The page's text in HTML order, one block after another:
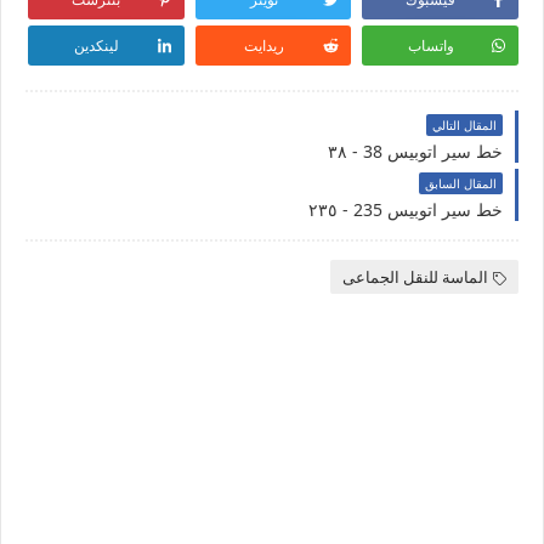
واتساب ريدايت لينكدين
المقال التالي
خط سير اتوبيس 38 - ٣٨
المقال السابق
خط سير اتوبيس 235 - ٢٣٥
الماسة للنقل الجماعى